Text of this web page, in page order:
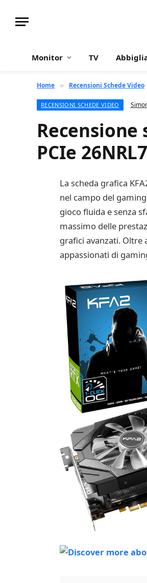
Monitor TV
Home » Recensioni Schede Video
RECENSIONI SCHEDE VIDEO
Recensione
PCIe
La scheda grafica
nel campo del
gioco fluida e senza
massimo delle
grafici avanzati. Oltre
appassionati di